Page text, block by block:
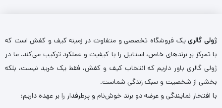
ژولی گالرییک فروشگاه تخصصی و متفاوت در زمینه کیف و کفش است که
با تمرکز بر برندهای خاص، استایل را با کیفیت و عملکرد ترکیب می‌کند. ما در
ژولی گالری باور داریم که انتخاب کیف و کفش، فقط یک خرید نیست، بلکه
بخشی از شخصیت و سبک زندگی شماست.
با افتخار نمایندگی و عرضه دو برند خوش‌نام و پرطرفدار را بر عهده داریم: